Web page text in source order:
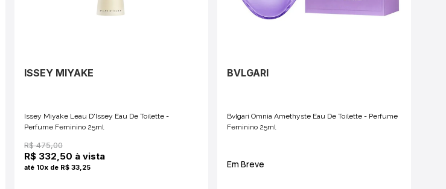
ISSEY MIYAKE
Issey Miyake Leau D'Issey Eau De Toilette -
Perfume Feminino 25ml
R$ 475,00
R$ 332,50 à vista
até 10x de R$ 33,25
BVLGARI
Bvlgari Omnia Amethyste Eau De Toilette - Perfume
Feminino 25ml
Em Breve